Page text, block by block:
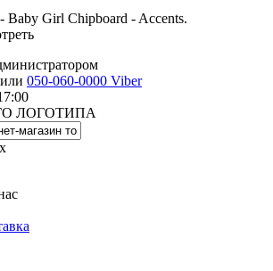
Baby Girl Chipboard - Accents.
050-060-0000 Viber
ЛОГОТИПА